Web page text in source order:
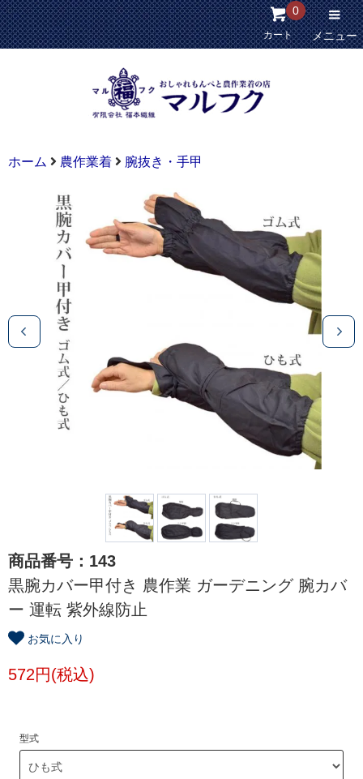
カート
0
メニュー
ホーム 農作業着 腕抜き・手甲
商品番号：143
黒腕カバー甲付き 農作業 ガーデニング 腕カバ
ー 運転 紫外線防止
お気に入り
572円(税込)
型式